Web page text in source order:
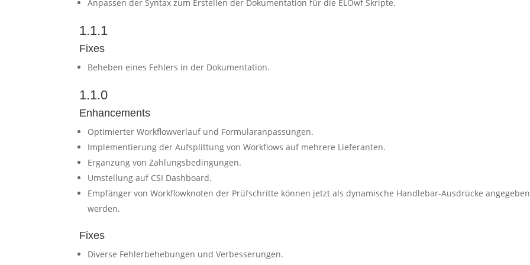
Anpassen der Syntax zum Erstellen der Dokumentation für die ELOwf Skripte.
1.1.1
Fixes
Beheben eines Fehlers in der Dokumentation.
1.1.0
Enhancements
Optimierter Workflowverlauf und Formularanpassungen.
Implementierung der Aufsplittung von Workflows auf mehrere Lieferanten.
Ergänzung von Zahlungsbedingungen.
Umstellung auf CSI Dashboard.
Empfänger von Workflowknoten der Prüfschritte können jetzt als dynamische Handlebar-Ausdrücke angegeben
werden.
Fixes
Diverse Fehlerbehebungen und Verbesserungen.